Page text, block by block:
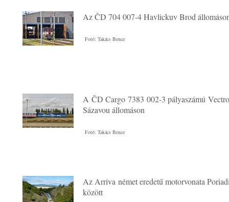
Az ČD 704 007-4 Havlickuv Brod
Fotó: Takács Bence
A ČD Cargo 7383 002-3 pályaszámú
Sázavou állomáson
Fotó: Takács Bence
Az Arriva német eredetű motorvonata
között